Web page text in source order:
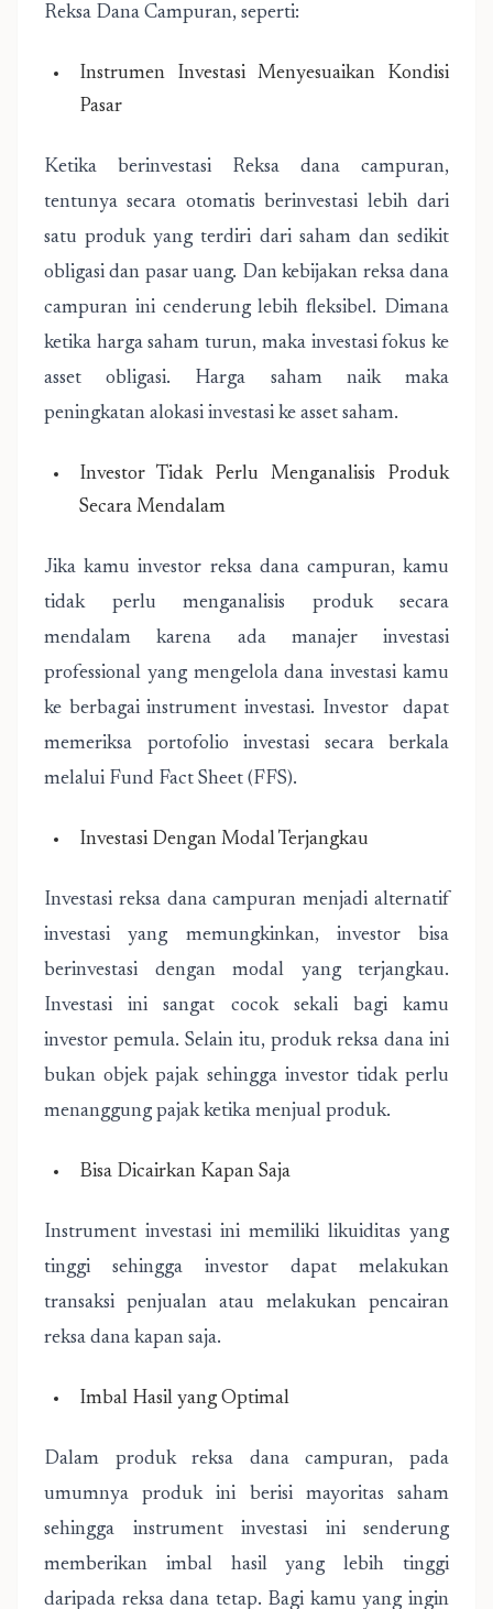
Reksa Dana Campuran, seperti:
Instrumen Investasi Menyesuaikan Kondisi
Pasar
Ketika berinvestasi Reksa dana campuran,
tentunya secara otomatis berinvestasi lebih dari
satu produk yang terdiri dari saham dan sedikit
obligasi dan pasar uang. Dan kebijakan reksa dana
campuran ini cenderung lebih fleksibel. Dimana
ketika harga saham turun, maka investasi fokus ke
asset obligasi. Harga saham naik maka
peningkatan alokasi investasi ke asset saham.
Investor Tidak Perlu Menganalisis Produk
Secara Mendalam
Jika kamu investor reksa dana campuran, kamu
tidak perlu menganalisis produk secara
mendalam karena ada manajer investasi
professional yang mengelola dana investasi kamu
ke berbagai instrument investasi. Investor dapat
memeriksa portofolio investasi secara berkala
melalui Fund Fact Sheet (FFS).
Investasi Dengan Modal Terjangkau
Investasi reksa dana campuran menjadi alternatif
investasi yang memungkinkan, investor bisa
berinvestasi dengan modal yang terjangkau.
Investasi ini sangat cocok sekali bagi kamu
investor pemula. Selain itu, produk reksa dana ini
bukan objek pajak sehingga investor tidak perlu
menanggung pajak ketika menjual produk.
Bisa Dicairkan Kapan Saja
Instrument investasi ini memiliki likuiditas yang
tinggi sehingga investor dapat melakukan
transaksi penjualan atau melakukan pencairan
reksa dana kapan saja.
Imbal Hasil yang Optimal
Dalam produk reksa dana campuran, pada
umumnya produk ini berisi mayoritas saham
sehingga instrument investasi ini senderung
memberikan imbal hasil yang lebih tinggi
daripada reksa dana tetap. Bagi kamu yang ingin